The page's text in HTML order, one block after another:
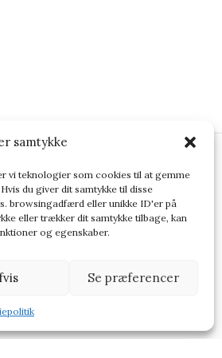
samtykke
vi teknologier som cookies til at gemme
du giver dit samtykke til disse
browsingadfærd eller unikke ID'er på
eller trækker dit samtykke tilbage, kan
og egenskaber.
Se præferencer
vigtige oplysninger.